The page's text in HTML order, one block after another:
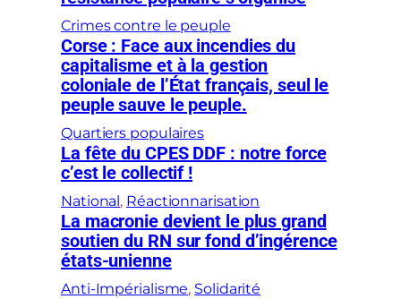
Crimes contre le peuple
Corse : Face aux incendies du
capitalisme et à la gestion
coloniale de l’État français, seul le
peuple sauve le peuple.
Quartiers populaires
La fête du CPES DDF : notre force
c’est le collectif !
National , Réactionnarisation
La macronie devient le plus grand
soutien du RN sur fond d’ingérence
états-unienne
Anti-Impérialisme, Solidarité